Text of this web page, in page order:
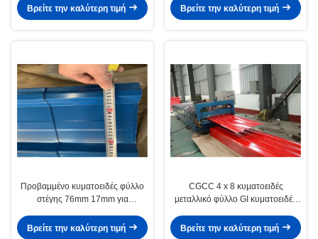
Βρείτε την καλύτερη τιμή
φύλλο
Βρείτε την καλύτερη τιμή
Προβαμμένο κυματοειδές φύλλο
στέγης 76mm 17mm για
τοίχου
Βρείτε την καλύτερη τιμή
CGCC 4 x 8 κυματοειδές
μεταλλικό φύλλο GI κυματοειδές
αστικά κτίρια
Βρείτε την καλύτερη τιμή